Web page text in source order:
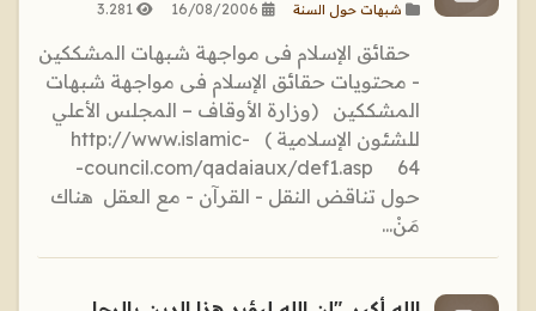
شبهات حول السنة 16/08/2006
3.281
حقائق الإسلام فى مواجهة شبهات المشككين
- محتويات حقائق الإسلام فى مواجهة شبهات
المشككين (وزارة الأوقاف – المجلس الأعلي
للشئون الإسلامية ) http://www.islamic-
council.com/qadaiaux/def1.asp 64-
حول تناقض النقل - القرآن - مع العقل هناك
مَنْ...